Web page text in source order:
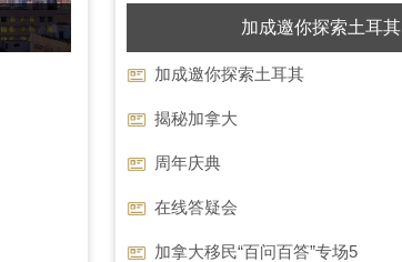
加成邀你探索土耳其
加成邀你探索土耳其
揭秘加拿大
周年庆典
在线答疑会
加拿大移民“百问百答”专场5